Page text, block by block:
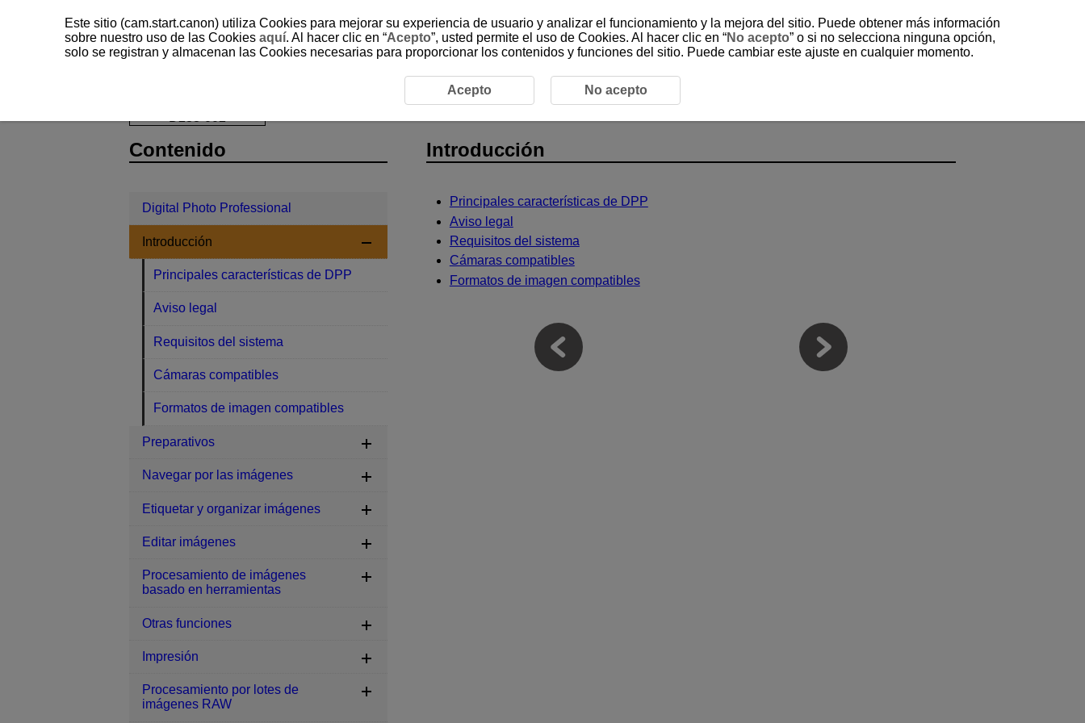
Introducción
Principales características de DPP
Aviso legal
Requisitos del sistema
Cámaras compatibles
Formatos de imagen compatibles
Contenido
Digital Photo Professional
Introducción
Principales características de DPP
Aviso legal
Requisitos del sistema
Cámaras compatibles
Formatos de imagen compatibles
Preparativos
Navegar por las imágenes
Etiquetar y organizar imágenes
Editar imágenes
Procesamiento de imágenes
basado en herramientas
Otras funciones
Impresión
Procesamiento por lotes de
imágenes RAW
Este sitio (cam.start.canon) utiliza Cookies para mejorar su experiencia de usuario y analizar el funcionamiento y la mejora del sitio. Puede obtener más información
sobre nuestro uso de las Cookies aquí. Al hacer clic en “Acepto”, usted permite el uso de Cookies. Al hacer clic en “No acepto” o si no selecciona ninguna opción,
solo se registran y almacenan las Cookies necesarias para proporcionar los contenidos y funciones del sitio. Puede cambiar este ajuste en cualquier momento.
Acepto No acepto